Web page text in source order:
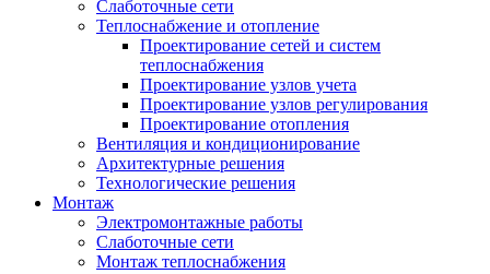
Слаботочные сети
Теплоснабжение и отопление
Проектирование сетей и систем
теплоснабжения
Проектирование узлов учета
Проектирование узлов регулирования
Проектирование отопления
Вентиляция и кондиционирование
Архитектурные решения
Технологические решения
Монтаж
Электромонтажные работы
Слаботочные сети
Монтаж теплоснабжения